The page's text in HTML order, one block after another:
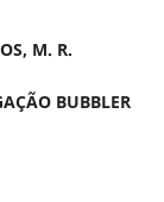
M. R.
BUBBLER